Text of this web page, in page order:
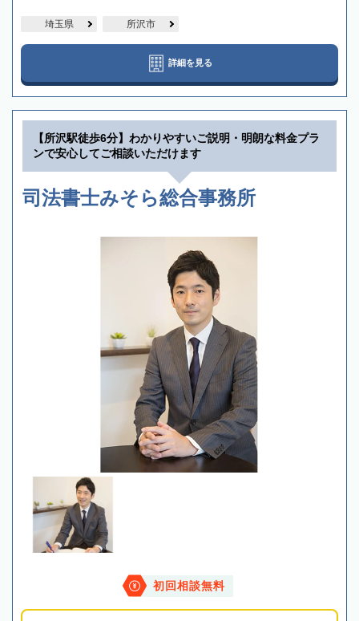
埼玉県 所沢市
詳細を見る
【所沢駅徒歩6分】わかりやすいご説明・明朗な料金プラ
ンで安心してご相談いただけます
司法書士みそら総合事務所
初回相談無料